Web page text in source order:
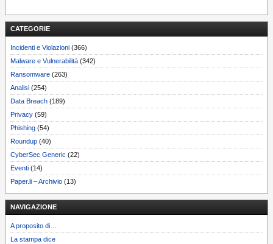
CATEGORIE
Incidenti e Violazioni (366)
Malware e Vulnerabilità (342)
Ransomware (263)
Analisi (254)
Data Breach (189)
Privacy (59)
Phishing (54)
Roundup (40)
CyberSec Generic (22)
Eventi (14)
Paper.li – Archivio (13)
NAVIGAZIONE
A proposito di…
La stampa dice